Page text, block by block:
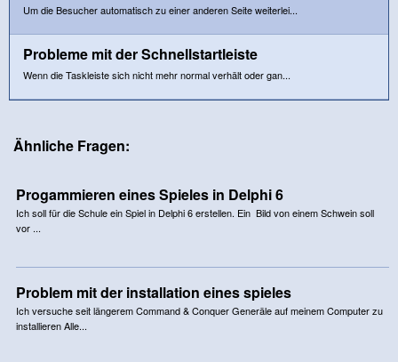
Um die Besucher automatisch zu einer anderen Seite weiterlei...
Probleme mit der Schnellstartleiste
Wenn die Taskleiste sich nicht mehr normal verhält oder gan...
Ähnliche Fragen:
Progammieren eines Spieles in Delphi 6
Ich soll für die Schule ein Spiel in Delphi 6 erstellen. Ein Bild von einem Schwein soll
vor ...
Problem mit der installation eines spieles
Ich versuche seit längerem Command & Conquer Generäle auf meinem Computer zu
installieren Alle...